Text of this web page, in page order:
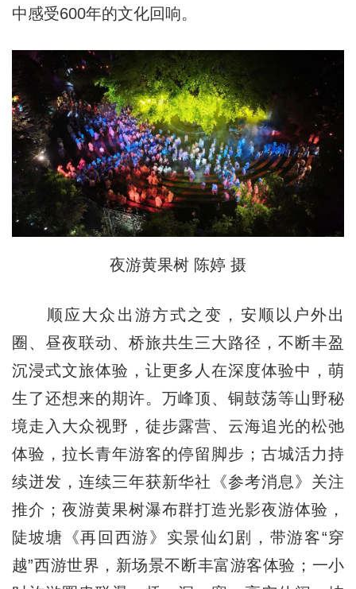
中感受600年的文化回响。
夜游黄果树 陈婷 摄
顺应大众出游方式之变，安顺以户外出
圈、昼夜联动、桥旅共生三大路径，不断丰盈
沉浸式文旅体验，让更多人在深度体验中，萌
生了还想来的期许。万峰顶、铜鼓荡等山野秘
境走入大众视野，徒步露营、云海追光的松弛
体验，拉长青年游客的停留脚步；古城活力持
续迸发，连续三年获新华社《参考消息》关注
推介；夜游黄果树瀑布群打造光影夜游体验，
陡坡塘《再回西游》实景仙幻剧，带游客“穿
越”西游世界，新场景不断丰富游客体验；一小